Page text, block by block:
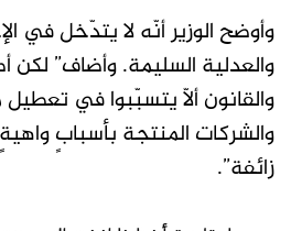
وأوضح الوزير أنّه لا يتدّخل في
والعدلية السليمة. وأضاف” لكن
والقانون ألاّ يتسبّبوا في تعطيل
والشركات المنتجة بأسبابٍ
زائفة”.